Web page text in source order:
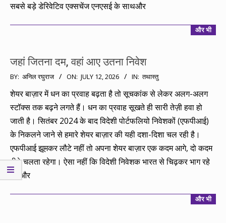
सबसे बड़े डेरिवेटिव एक्सचेंज एनएसई के साथऔर
और भी
जहां जितना दम, वहां आए उतना निवेश
2026-
07-
12
BY: अनिल रघुराज ON: JULY 12, 2026 IN: तथास्तु
शेयर बाज़ार में धन का प्रवाह बढ़ता है तो सूचकांक से लेकर अलग-अलग
स्टॉक्स तक बढ़ने लगते हैं। धन का प्रवाह सूखते ही सारी तेज़ी हवा हो
जाती है। सितंबर 2024 के बाद विदेशी पोर्टफलियो निवेशकों (एफपीआई)
के निकलने जाने से हमारे शेयर बाज़ार की यही दशा-दिशा चल रही है।
एफपीआई झूमकर लौटे नहीं तो अपना शेयर बाज़ार एक कदम आगे, दो कदम
पीछे चलता रहेगा। ऐसा नहीं कि विदेशी निवेशक भारत से चिढ़कर भाग रहे
हैं।और
और भी